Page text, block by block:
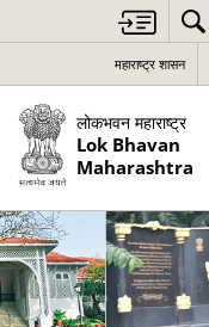
महाराष्ट्र शासन
लोकभवन महाराष्ट्र
Lok Bhavan
Maharashtra